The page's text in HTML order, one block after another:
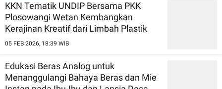
KKN Tematik UNDIP Bersama PKK
Plosowangi Wetan Kembangkan
Kerajinan Kreatif dari Limbah Plastik
05 FEB 2026, 18:39 WIB
Edukasi Beras Analog untuk
Menanggulangi Bahaya Beras dan Mie